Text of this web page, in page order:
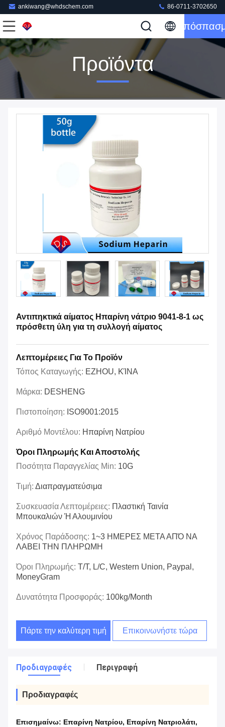
ankiwang@whdschem.com 86-0711-3702650
Προϊόντα
Αντιπηκτικά αίματος Ηπαρίνη νάτριο 9041-8-1 ως
πρόσθετη ύλη για τη συλλογή αίματος
Λεπτομέρειες Για Το Προϊόν
Τόπος Καταγωγής: EZHOU, ΚΊΝΑ
Μάρκα: DESHENG
Πιστοποίηση: ISO9001:2015
Αριθμό Μοντέλου: Ηπαρίνη Νατρίου
Όροι Πληρωμής Και Αποστολής
Ποσότητα Παραγγελίας Min: 10G
Τιμή: Διαπραγματεύσιμα
Συσκευασία Λεπτομέρειες: Πλαστική Ταινία
Μπουκαλιών Ή Αλουμινίου
Χρόνος Παράδοσης: 1~3 ΗΜΕΡΕΣ ΜΕΤΑ ΑΠΌ ΝΑ
ΛΑΒΕΙ ΤΗΝ ΠΛΗΡΩΜΗ
Όροι Πληρωμής: T/T, L/C, Western Union, Paypal,
MoneyGram
Δυνατότητα Προσφοράς: 100kg/month
Πάρτε την καλύτερη τιμή Επικοινωνήστε τώρα
Προδιαγραφές Περιγραφή
Προδιαγραφές
Επισημαίνω: Επαρίνη Νατρίου, Επαρίνη Νατριολάτι,